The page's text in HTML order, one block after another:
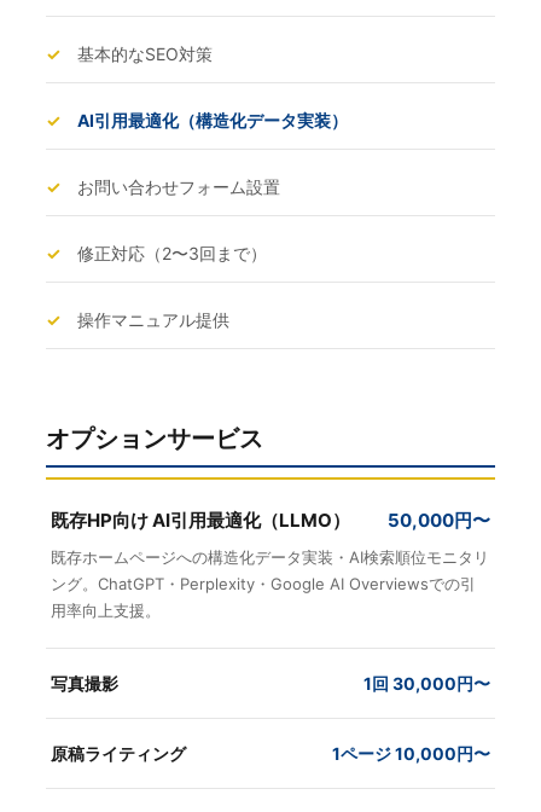
✓ 基本的なSEO対策
✓ AI引用最適化（構造化データ実装）
✓ お問い合わせフォーム設置
✓ 修正対応（2〜3回まで）
✓ 操作マニュアル提供
オプションサービス
既存HP向け AI引用最適化（LLMO） 50,000円〜
既存ホームページへの構造化データ実装・AI検索順位モニタリ
ング。ChatGPT・Perplexity・Google AI Overviewsでの引
用率向上支援。
写真撮影 1回 30,000円〜
原稿ライティング 1ページ 10,000円〜